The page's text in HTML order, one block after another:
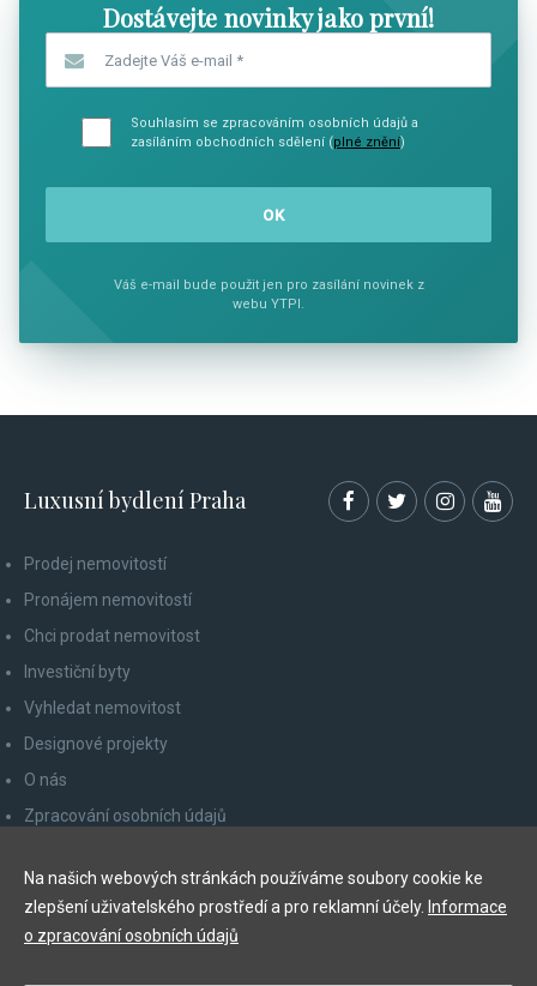
Dostávejte novinky jako první!
Souhlasím se zpracováním osobních údajů a
zasíláním obchodních sdělení (plné znění)
Váš e-mail bude použit jen pro zasílání novinek z
webu YTPI.
Luxusní bydlení Praha
Prodej nemovitostí
Pronájem nemovitostí
Chci prodat nemovitost
Investiční byty
Vyhledat nemovitost
Designové projekty
O nás
Zpracování osobních údajů
Odhlášení z newsletteru
Na našich webových stránkách používáme soubory cookie ke
zlepšení uživatelského prostředí a pro reklamní účely. Informace
o zpracování osobních údajů